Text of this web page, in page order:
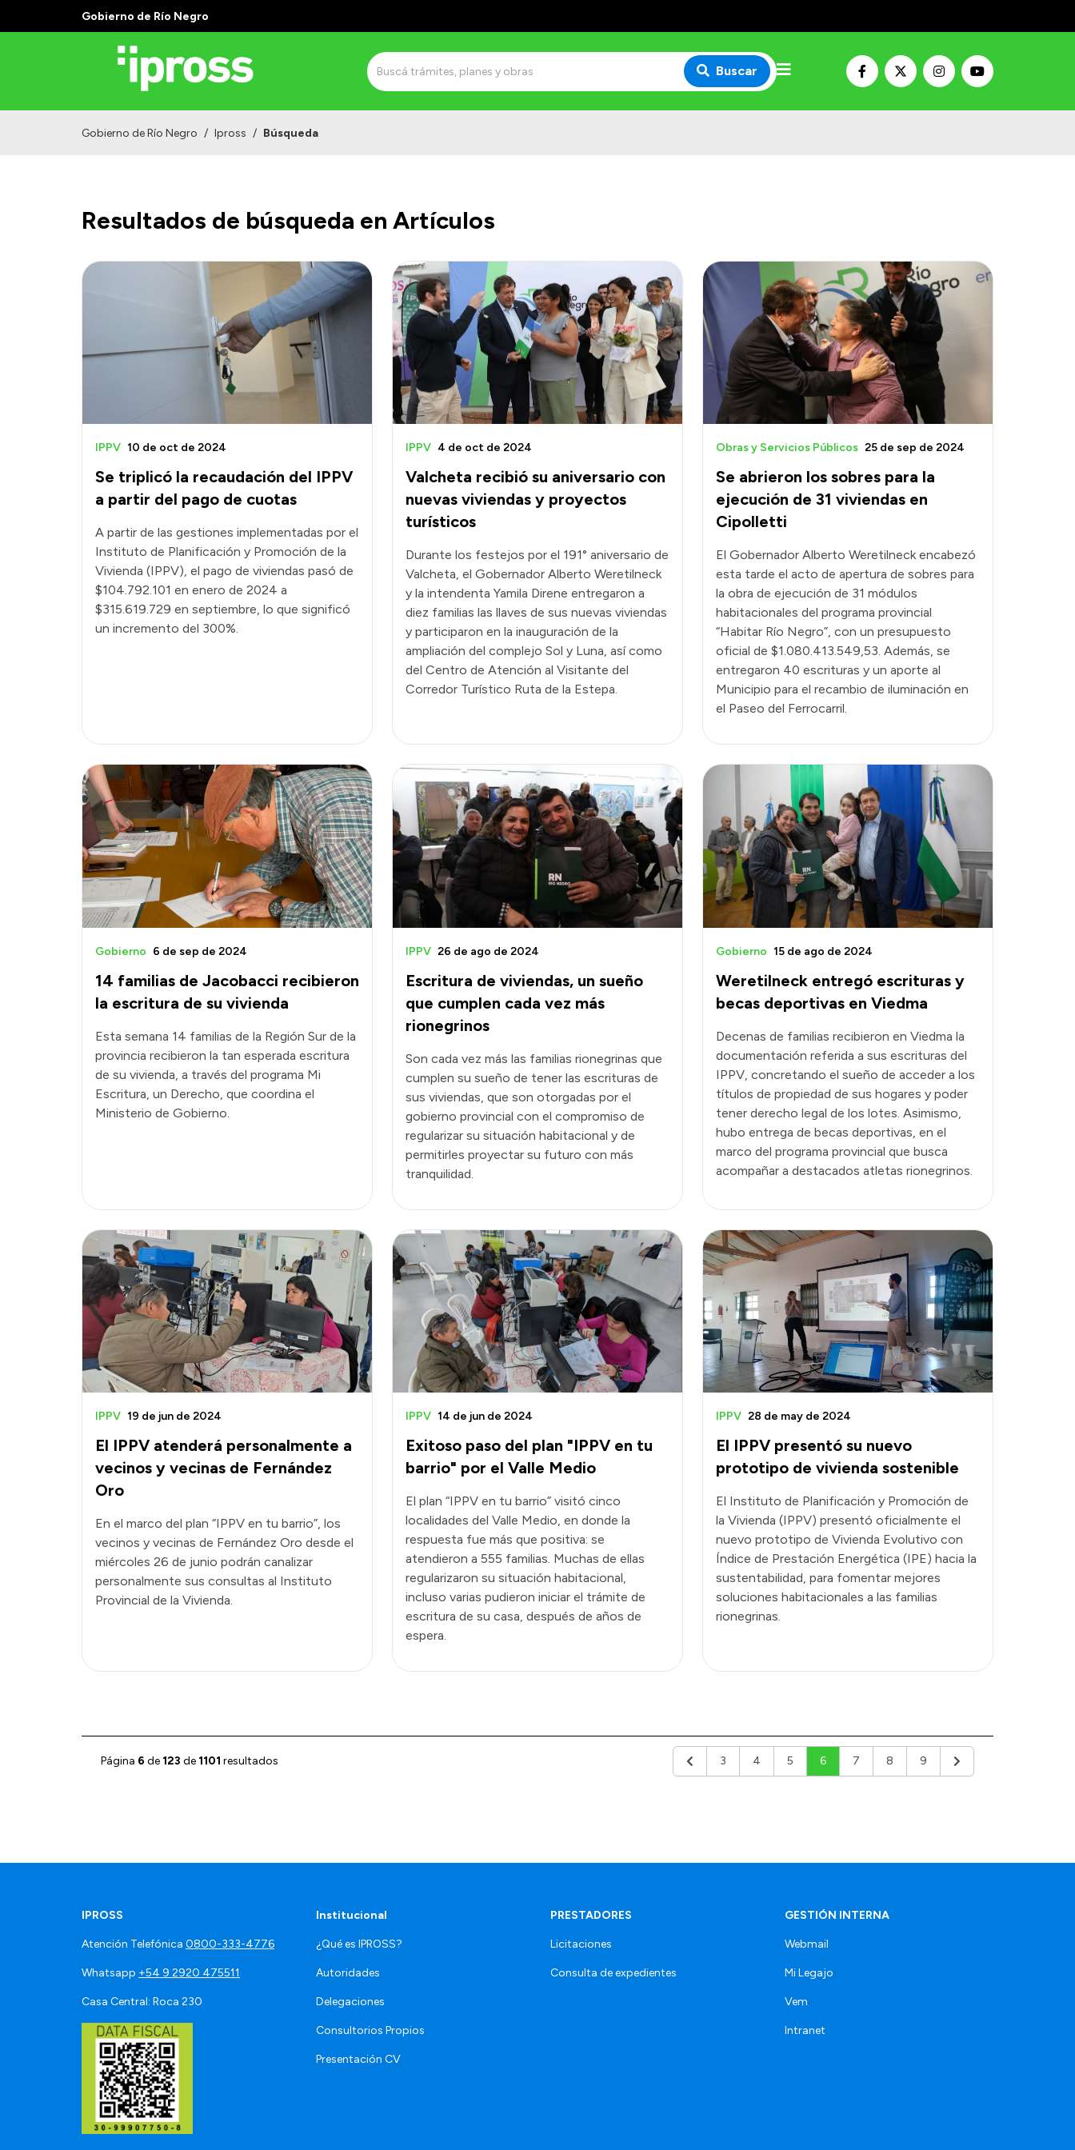
Gobierno de Río Negro
Buscar
Gobierno de Río Negro / Ipross / Búsqueda
Resultados de búsqueda en Artículos
Se triplicó la recaudación del IPPV
a partir del pago de cuotas
IPPV 10 de oct de 2024
A partir de las gestiones implementadas por el
Instituto de Planificación y Promoción de la
Vivienda (IPPV), el pago de viviendas pasó de
$104.792.101 en enero de 2024 a
$315.619.729 en septiembre, lo que significó
un incremento del 300%.
Valcheta recibió su aniversario con
nuevas viviendas y proyectos
turísticos
IPPV 4 de oct de 2024
Durante los festejos por el 191° aniversario de
Valcheta, el Gobernador Alberto Weretilneck
y la intendenta Yamila Direne entregaron a
diez familias las llaves de sus nuevas viviendas
y participaron en la inauguración de la
ampliación del complejo Sol y Luna, así como
del Centro de Atención al Visitante del
Corredor Turístico Ruta de la Estepa.
Se abrieron los sobres para la
ejecución de 31 viviendas en
Cipolletti
Obras y Servicios Públicos 25 de sep de 2024
El Gobernador Alberto Weretilneck encabezó
esta tarde el acto de apertura de sobres para
la obra de ejecución de 31 módulos
habitacionales del programa provincial
“Habitar Río Negro”, con un presupuesto
oficial de $1.080.413.549,53. Además, se
entregaron 40 escrituras y un aporte al
Municipio para el recambio de iluminación en
el Paseo del Ferrocarril.
14 familias de Jacobacci recibieron
la escritura de su vivienda
Gobierno 6 de sep de 2024
Esta semana 14 familias de la Región Sur de la
provincia recibieron la tan esperada escritura
de su vivienda, a través del programa Mi
Escritura, un Derecho, que coordina el
Ministerio de Gobierno.
Escritura de viviendas, un sueño
que cumplen cada vez más
rionegrinos
IPPV 26 de ago de 2024
Son cada vez más las familias rionegrinas que
cumplen su sueño de tener las escrituras de
sus viviendas, que son otorgadas por el
gobierno provincial con el compromiso de
regularizar su situación habitacional y de
permitirles proyectar su futuro con más
tranquilidad.
Weretilneck entregó escrituras y
becas deportivas en Viedma
Gobierno 15 de ago de 2024
Decenas de familias recibieron en Viedma la
documentación referida a sus escrituras del
IPPV, concretando el sueño de acceder a los
títulos de propiedad de sus hogares y poder
tener derecho legal de los lotes. Asimismo,
hubo entrega de becas deportivas, en el
marco del programa provincial que busca
acompañar a destacados atletas rionegrinos.
El IPPV atenderá personalmente a
vecinos y vecinas de Fernández
Oro
IPPV 19 de jun de 2024
En el marco del plan “IPPV en tu barrio”, los
vecinos y vecinas de Fernández Oro desde el
miércoles 26 de junio podrán canalizar
personalmente sus consultas al Instituto
Provincial de la Vivienda.
Exitoso paso del plan "IPPV en tu
barrio" por el Valle Medio
IPPV 14 de jun de 2024
El plan “IPPV en tu barrio” visitó cinco
localidades del Valle Medio, en donde la
respuesta fue más que positiva: se
atendieron a 555 familias. Muchas de ellas
regularizaron su situación habitacional,
incluso varias pudieron iniciar el trámite de
escritura de su casa, después de años de
espera.
El IPPV presentó su nuevo
prototipo de vivienda sostenible
IPPV 28 de may de 2024
El Instituto de Planificación y Promoción de
la Vivienda (IPPV) presentó oficialmente el
nuevo prototipo de Vivienda Evolutivo con
Índice de Prestación Energética (IPE) hacia la
sustentabilidad, para fomentar mejores
soluciones habitacionales a las familias
rionegrinas.
Página 6 de 123 de 1101 resultados Anterior
3 4 5 6 7 8 9 Siguiente
IPROSS
Atención Telefónica 0800-333-4776
Whatsapp +54 9 2920 475511
Casa Central: Roca 230
Institucional
¿Qué es IPROSS?
Autoridades
Delegaciones
Consultorios Propios
Presentación CV
PRESTADORES
Licitaciones
Consulta de expedientes
GESTIÓN INTERNA
Webmail
Mi Legajo
Vem
Intranet